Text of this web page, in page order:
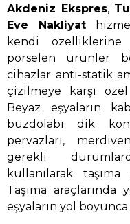
Akdeniz Ekspres,
Eve Nakliyat
kendi özelliklerine
porselen ürünler
cihazlar anti-statik
çizilmeye karşı özel
Beyaz eşyaların
buzdolabı dik
pervazları,
gerekli
kullanılarak
Taşıma araçlarında
eşyaların yol boyunca